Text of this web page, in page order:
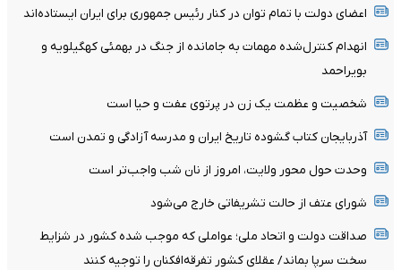
اعضای دولت با تمام توان در کنار رئیس جمهوری برای ایران ایستاده‌اند
انهدام کنترل‌شده مهمات به‌ جامانده از جنگ در بهمئی کهگیلویه و
بویراحمد
شخصیت و عظمت یک زن در پرتوی عفت و حیا است
آذربایجان کتاب گشوده تاریخ ایران و مدرسه آزادگی و تمدن است
وحدت حول محور ولایت، امروز از نان شب واجب‌تر است
شورای عتف از حالت تشریفاتی خارج می‌شود
صداقت دولت و اتحاد ملی؛ عواملی که موجب شده کشور در شزایط
سخت سرپا بماند/ عقلای کشور تفرقه‌افکنان را توجیه کنند